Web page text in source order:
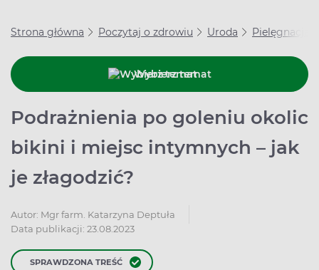
Strona główna Poczytaj o zdrowiu Uroda Pielęgnacja
Wybierz temat
Podrażnienia po goleniu okolic
bikini i miejsc intymnych – jak
je złagodzić?
Autor: Mgr farm. Katarzyna Deptuła
Data publikacji: 23.08.2023
SPRAWDZONA TREŚĆ